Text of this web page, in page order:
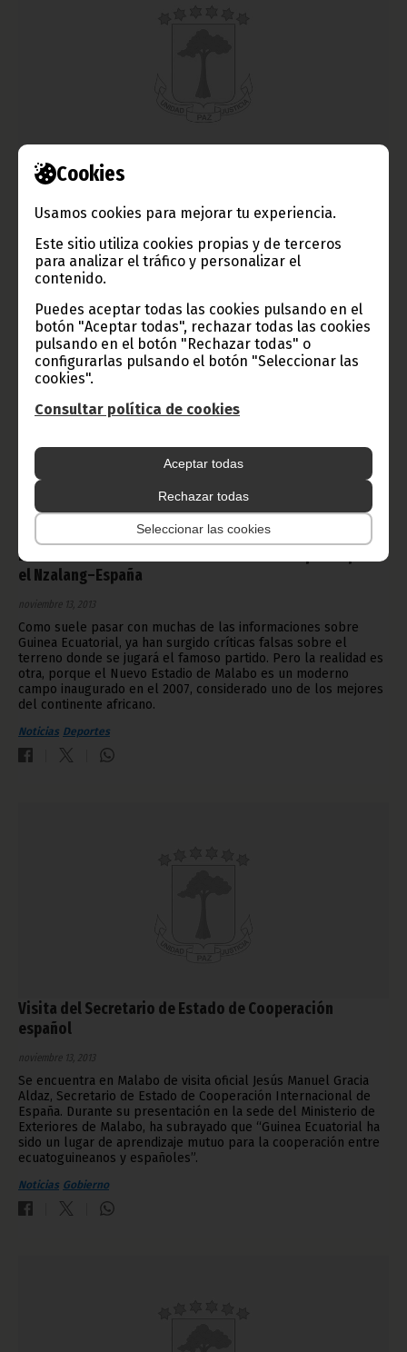
Cookies
Usamos cookies para mejorar tu experiencia.
Este sitio utiliza cookies propias y de terceros
para analizar el tráfico y personalizar el
contenido.
Puedes aceptar todas las cookies pulsando en el
botón "Aceptar todas", rechazar todas las cookies
pulsando en el botón "Rechazar todas" o
configurarlas pulsando el botón "Seleccionar las
cookies".
Consultar política de cookies
Aceptar todas
Rechazar todas
Seleccionar las cookies
Donación de la Embajada de China a la Cruz Roja
El embajador de la República Popular de China en Guinea
Ecuatorial, Zhao Hongsheng, entregó a dicha institución
material informático y sillas de ruedas.
Noticias
El Nuevo Estadio de Malabo: un escenario óptimo para
el Nzalang–España
noviembre 13, 2013
Como suele pasar con muchas de las informaciones sobre
Guinea Ecuatorial, ya han surgido críticas falsas sobre el
terreno donde se jugará el famoso partido. Pero la realidad es
otra, porque el Nuevo Estadio de Malabo es un moderno
campo inaugurado en el 2007, considerado uno de los mejores
del continente africano.
Noticias Deportes
Visita del Secretario de Estado de Cooperación
español
noviembre 13, 2013
Se encuentra en Malabo de visita oficial Jesús Manuel Gracia
Aldaz, Secretario de Estado de Cooperación Internacional de
España. Durante su presentación en la sede del Ministerio de
Exteriores de Malabo, ha subrayado que “Guinea Ecuatorial ha
sido un lugar de aprendizaje mutuo para la cooperación entre
ecuatoguineanos y españoles”.
Noticias Gobierno